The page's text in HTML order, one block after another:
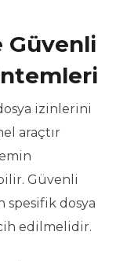
Güvenli
izinlerini
araçtır
Güvenli
dosya
edilmelidir.